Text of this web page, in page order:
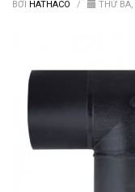
BỞI HATHACO / THỨ